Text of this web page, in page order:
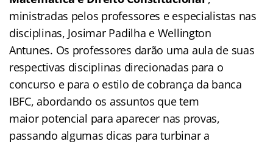
ministradas pelos professores e especialistas nas
disciplinas, Josimar Padilha e Wellington
Antunes. Os professores darão uma aula de suas
respectivas disciplinas direcionadas para o
concurso e para o estilo de cobrança da banca
IBFC, abordando os assuntos que tem
maior potencial para aparecer nas provas,
passando algumas dicas para turbinar a